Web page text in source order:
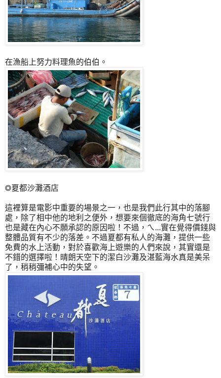
在漁船上努力料理魚的伯伯。
◎夏都沙灘酒店
這裡算是電影中重要的場景之一，也是我們此行其中的落腳
處，除了相中他的地利之便外，想要來個徹底的海角七號行
也是藏在內心不願承認的原因啦！不過，ㄟ...實在覺得價錢與
整體品質有不少的落差。不過夏都有私人的海灘，提供一些
免費的水上活動，對於喜歡海上遊樂的人們來說，其實還是
不錯的選擇啦！晴朗天空下的潔白沙灘及湛藍海水真是美呆
了，稍稍彌補心中的失望。